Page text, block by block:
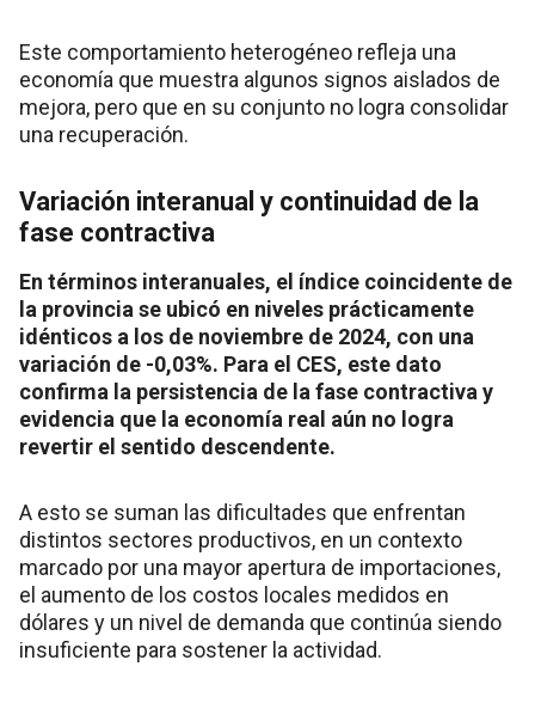
Este comportamiento heterogéneo refleja una
economía que muestra algunos signos aislados de
mejora, pero que en su conjunto no logra consolidar
una recuperación.
Variación interanual y continuidad de la
fase contractiva
En términos interanuales, el índice coincidente de
la provincia se ubicó en niveles prácticamente
idénticos a los de noviembre de 2024, con una
variación de -0,03%. Para el CES, este dato
confirma la persistencia de la fase contractiva y
evidencia que la economía real aún no logra
revertir el sentido descendente.
A esto se suman las dificultades que enfrentan
distintos sectores productivos, en un contexto
marcado por una mayor apertura de importaciones,
el aumento de los costos locales medidos en
dólares y un nivel de demanda que continúa siendo
insuficiente para sostener la actividad.